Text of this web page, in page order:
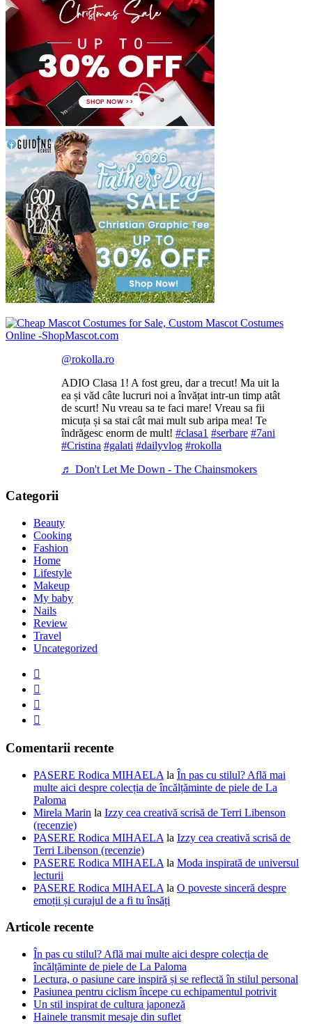
@rokolla.ro
ADIO Clasa 1! A fost greu, dar a trecut! Ma uit la
ea și văd câte lucruri noi a învățat intr-un timp atât
de scurt! Nu vreau sa te faci mare! Vreau sa fii
micuța și sa stai cât mai mult sub aripa mea! Te
îndrăgesc enorm de mult! #clasa1 #serbare #7ani
#Cristina #galati #dailyvlog #rokolla
♬ Don't Let Me Down - The Chainsmokers
Categorii
Beauty
Cooking
Fashion
Home
Lifestyle
Makeup
My baby
Nails
Review
Travel
Uncategorized
Comentarii recente
PASERE Rodica MIHAELA la În pas cu stilul? Află mai
multe aici despre colecția de încălțăminte de piele de La
Paloma
Mirela Marin la Izzy cea creativă scrisă de Terri Libenson
(recenzie)
PASERE Rodica MIHAELA la Izzy cea creativă scrisă de
Terri Libenson (recenzie)
PASERE Rodica MIHAELA la Moda inspirată de universul
lecturii
PASERE Rodica MIHAELA la O poveste sinceră despre
emoții și curajul de a fi tu însăți
Articole recente
În pas cu stilul? Află mai multe aici despre colecția de
încălțăminte de piele de La Paloma
Lectura, o pasiune care inspiră și se reflectă în stilul personal
Pasiunea pentru ciclism începe cu echipamentul potrivit
Un stil inspirat de cultura japoneză
Hainele transmit mesaje din suflet